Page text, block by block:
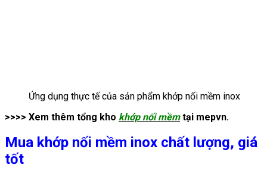
Ứng dụng thực tế của sản phẩm khớp nối mềm inox
>>>> Xem thêm tổng kho khớp nối mềmtại mepvn.
Mua khớp nối mềm inox chất lượng, giá
tốt